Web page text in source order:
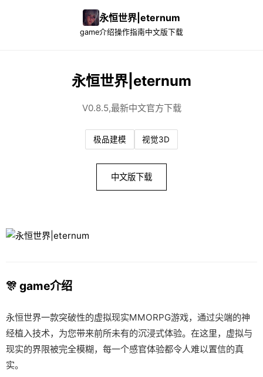
永恒世界|eternum
game介绍操作指南中文版下载
永恒世界|eternum
V0.8.5,最新中文官方下载
极品建模 视觉3D
中文版下载
🎊 game介绍
永恒世界一款突破性的虚拟现实MMORPG游戏，通过尖端的神
经植入技术，为您带来前所未有的沉浸式体验。在这里，虚拟与
现实的界限被完全模糊，每一个感官体验都令人难以置信的真
实。